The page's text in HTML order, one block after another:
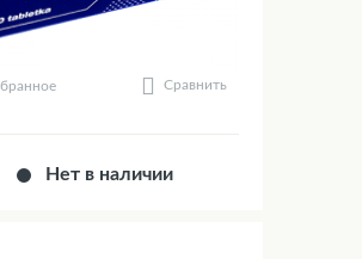
Сравнить
Нет в наличии